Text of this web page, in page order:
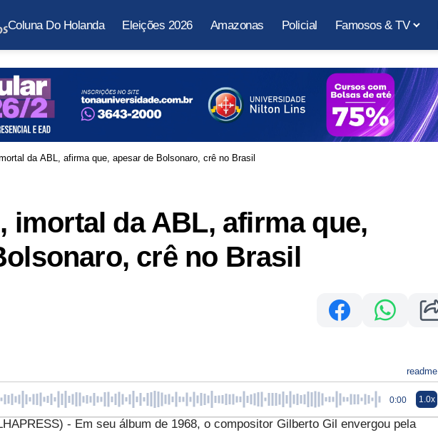
Coluna Do Holanda Eleições 2026 Amazonas Policial Famosos & TV
da ABL, afirma que, apesar de Bolsonaro, crê no Brasil
imortal da ABL, afirma que,
crê no Brasil
readme
0:00 1.0x
- Em seu álbum de 1968, o compositor Gilberto Gil envergou pela